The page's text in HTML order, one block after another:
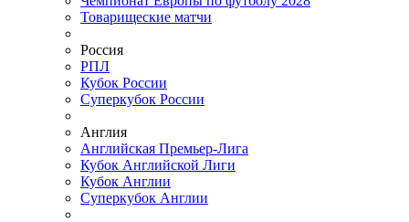
Товарищеские матчи
Россия
РПЛ
Кубок России
Суперкубок России
Англия
Английская Премьер-Лига
Кубок Английской Лиги
Кубок Англии
Суперкубок Англии